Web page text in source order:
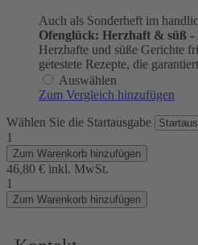
Auch als Sonderheft im
Ofenglück: Herzhaft & süß -
Herzhafte und süße Gerichte
getestete Rezepte, die
Auswählen
Zum Vergleich hinzufügen
Wählen Sie die Startausgabe
1
Zum Warenkorb hinzufügen
46,80 € inkl. MwSt.
1
Zum Warenkorb hinzufügen